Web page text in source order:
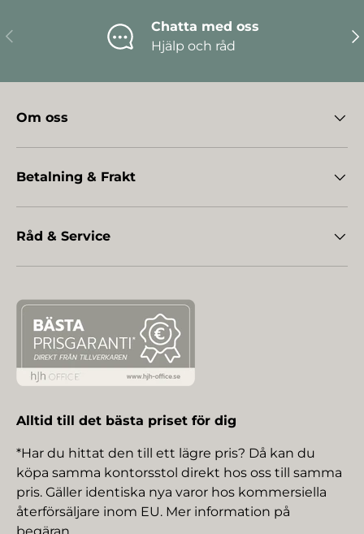
Föregående
Chatta med oss
Hjälp och råd
Om oss
Betalning & Frakt
Råd & Service
Alltid till det bästa priset för dig
*Har du hittat den till ett lägre pris? Då kan du
köpa samma kontorsstol direkt hos oss till samma
pris. Gäller identiska nya varor hos kommersiella
återförsäljare inom EU. Mer information på